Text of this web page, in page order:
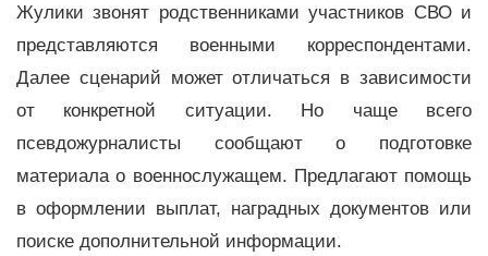
Жулики звонят родственниками участников СВО и
представляются военными корреспондентами.
Далее сценарий может отличаться в зависимости
от конкретной ситуации. Но чаще всего
псевдожурналисты сообщают о подготовке
материала о военнослужащем. Предлагают помощь
в оформлении выплат, наградных документов или
поиске дополнительной информации.